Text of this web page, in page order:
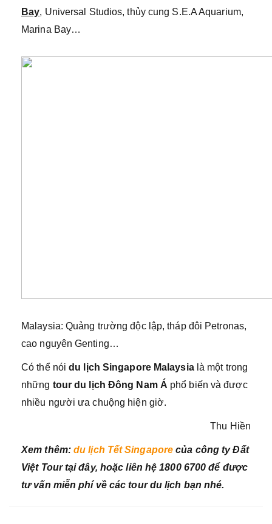
Bay, Universal Studios, thủy cung S.E.A Aquarium,
Marina Bay…
Malaysia: Quảng trường độc lập, tháp đôi Petronas,
cao nguyên Genting…
Có thể nóidu lịch Singapore Malaysialà một trong
những tour du lịch Đông Nam Á phổ biến và được
nhiều người ưa chuộng hiện giờ.
Thu Hiền
Xem thêm: du lịch Tết Singapore của công ty Đất
Việt Tour tại đây, hoặc liên hệ 1800 6700 để được
tư vấn miễn phí về các tour du lịch bạn nhé.